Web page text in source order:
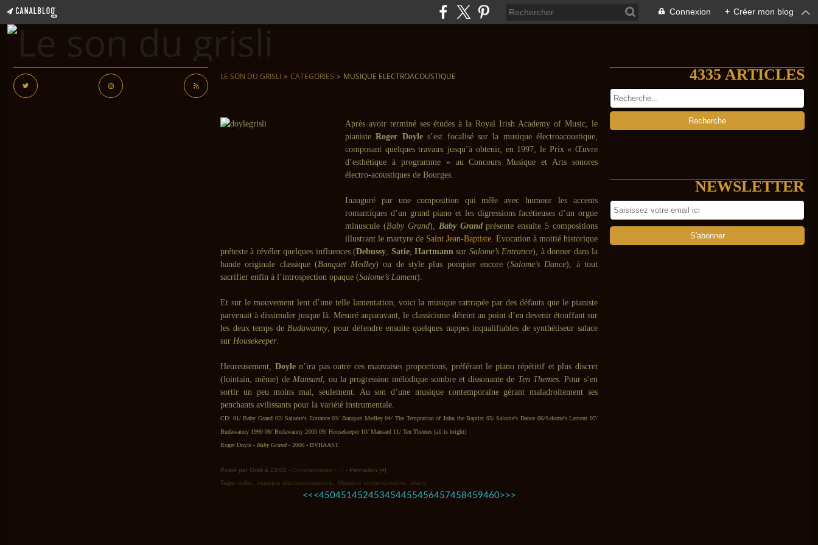
Connexion + Créer mon blog
LE SON DU GRISLI > CATEGORIES > MUSIQUE ELECTROACOUSTIQUE
Après avoir terminé ses études à la Royal Irish Academy of Music, le
pianisteRoger Doyles’est focalisé sur la musique électroacoustique,
composant quelques travaux jusqu’à obtenir, en 1997, le Prix « Œuvre
d’esthétique à programme » au Concours Musique et Arts sonores
électro-acoustiques de Bourges.
Inauguré par une composition qui mêle avec humour les accents
romantiques d’un grand piano et les digressions facétieuses d’un orgue
minuscule (Baby Grand), Baby Grandprésente ensuite 5 compositions
illustrant le martyre de Saint Jean-Baptiste. Evocation à moitié historique
prétexte à révéler quelques influences (Debussy, Satie,Hartmann sur Salome’s Entrance), à donner dans la
bande originale classique (Banquet Medley) ou de style plus pompier encore (Salome’s Dance), à tout
sacrifier enfin à l’introspection opaque (Salome’s Lament).
Et sur le mouvement lent d’une telle lamentation, voici la musique rattrapée par des défauts que le pianiste
parvenait à dissimuler jusque là. Mesuré auparavant, le classicisme déteint au point d’en devenir étouffant sur
les deux temps deBudawanny, pour défendre ensuite quelques nappes inqualifiables de synthétiseur salace
sur Housekeeper.
Heureusement, Doylen’ira pas outre ces mauvaises proportions, préférant le piano répétitif et plus discret
(lointain, même) deMansard, ou la progression mélodique sombre et dissonante de Ten Themes. Pour s’en
sortir un peu moins mal, seulement. Au son d’une musique contemporaine gérant maladroitement ses
penchants avilissants pour la variété instrumentale.
CD: 01/ Baby Grand 02/ Salome's Entrance 03/ Banquet Medley 04/ The Temptation of John the Baptist 05/ Salome's Dance 06/Salome's Lament 07/
Budawanny 1990 08/ Budawanny 2003 09/ Housekeeper 10/ Mansard 11/ Ten Themes (all is bright)
Roger Doyle - Baby Grand - 2006 - BVHAAST.
Posté par Grisli à 22:02 - Commentaires [ ] - Permalien [#]
Tags: radio musique électroacoustique Musique contemporaine piano
<< < 400
410
420
430
440
450451452453454455456457458459460
470
480
490 >>>
4335 ARTICLES
NEWSLETTER